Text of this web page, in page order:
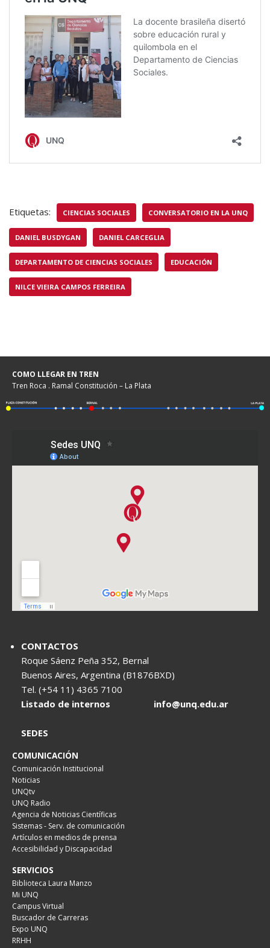
Etiquetas: CIENCIAS SOCIALES CONVERSATORIO EN LA UNQ
DANIEL BUSDYGAN DANIEL CARCEGLIA
DEPARTAMENTO DE CIENCIAS SOCIALES EDUCACIÓN
NILCE VIEIRA CAMPOS FERREIRA
COMO LLEGAR EN TREN
Tren Roca . Ramal Constitución – La Plata
CONTACTOS
Roque Sáenz Peña 352, Bernal
Buenos Aires, Argentina (B1876BXD)
Tel. (+54 11) 4365 7100
Listado de internos
info@unq.edu.ar
SEDES
COMUNICACIÓN
Comunicación Institucional
Noticias
UNQtv
UNQ Radio
Agencia de Noticias Científicas
Sistemas - Serv. de comunicación
Artículos en medios de prensa
Accesibilidad y Discapacidad
SERVICIOS
Biblioteca Laura Manzo
Mi UNQ
Campus Virtual
Buscador de Carreras
Expo UNQ
RRHH